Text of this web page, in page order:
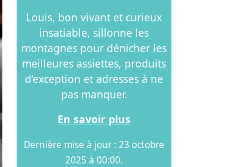
Louis, bon vivant et curieux
insatiable, sillonne les
montagnes pour dénicher les
meilleures assiettes, produits
d’exception et adresses à ne
pas manquer.
En savoir plus
Dernière mise à jour : 23 octobre
2025 à 00:00.